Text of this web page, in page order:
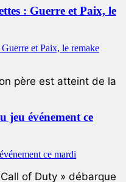
: Guerre et Paix, le
père est atteint de la
jeu événement ce
of Duty » débarque